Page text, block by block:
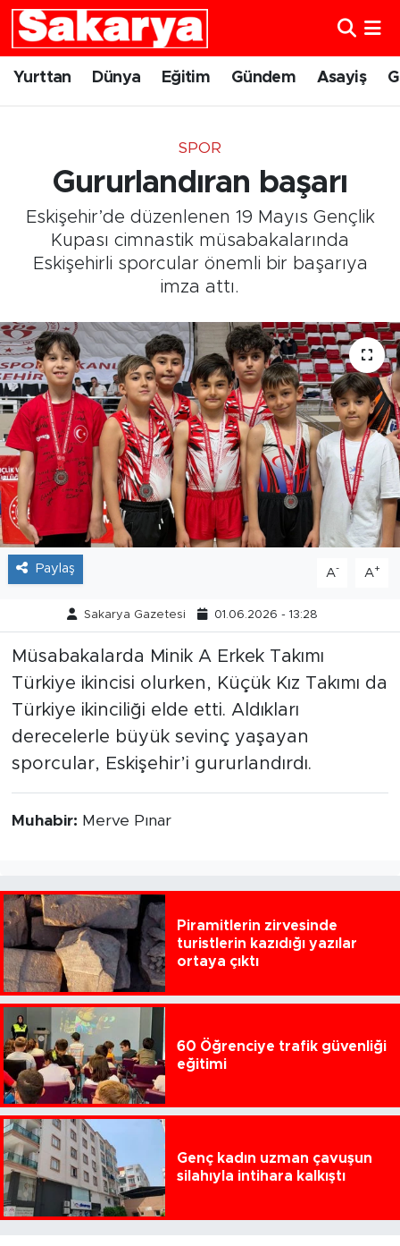
Yurttan Dünya Eğitim Gündem Asayiş
SPOR
Gururlandıran başarı
Eskişehir’de düzenlenen 19 Mayıs Gençlik
Kupası cimnastik müsabakalarında
Eskişehirli sporcular önemli bir başarıya
imza attı.
Paylaş A- A+
Sakarya Gazetesi 01.06.2026 - 13:28
Müsabakalarda Minik A Erkek Takımı
Türkiye ikincisi olurken, Küçük Kız Takımı da
Türkiye ikinciliği elde etti. Aldıkları
derecelerle büyük sevinç yaşayan
sporcular, Eskişehir’i gururlandırdı.
Muhabir: Merve Pınar
Piramitlerin zirvesinde
turistlerin kazıdığı yazılar
ortaya çıktı
60 Öğrenciye trafik güvenliği
eğitimi
Genç kadın uzman çavuşun
silahıyla intihara kalkıştı
Yurttan
Eskişehirspor
Sağlık
Kültür Sanat
Tarihçe
Resmi İlanlar
Söyleşi
Foto Şaka
Teknoloji
Politika
Eskişehir Nöbetçi Eczaneler
Süper Lig Puan Durumu ve Fikstür
Tüm Manşetler
Son Dakika Haberleri
Haber Arşivi